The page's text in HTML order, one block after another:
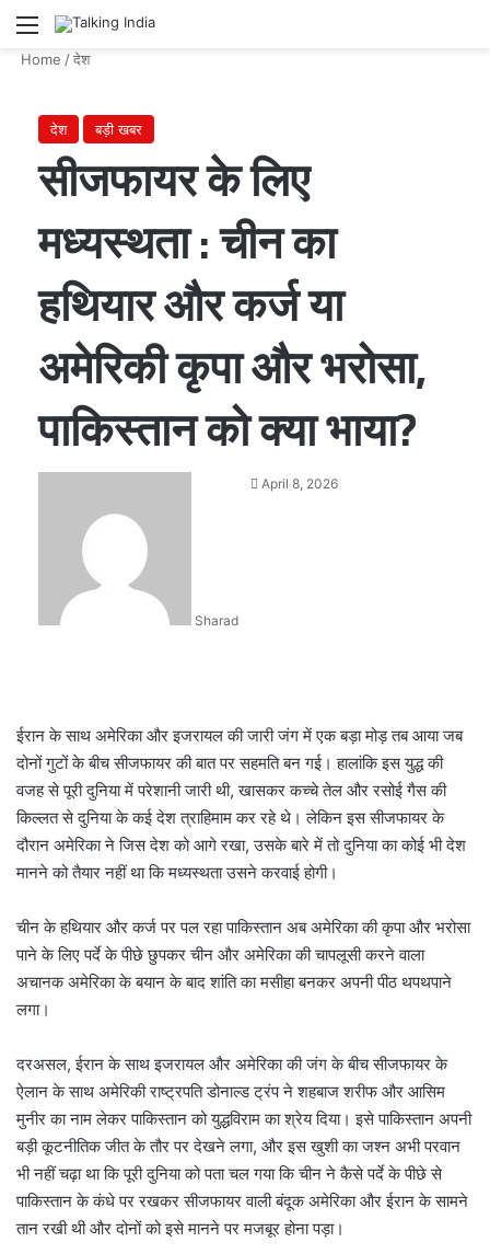
Menu
Home /देश
देश बड़ी खबर
सीजफायर के लिए
मध्यस्थता : चीन का
हथियार और कर्ज या
अमेरिकी कृपा और भरोसा,
पाकिस्तान को क्या भाया?
Sharad
SendApril 8, 2026
ईरान के साथ अमेरिका और इजरायल की जारी जंग में एक बड़ा मोड़ तब आया जब
दोनों गुटों के बीच सीजफायर की बात पर सहमति बन गई। हालांकि इस युद्ध की
वजह से पूरी दुनिया में परेशानी जारी थी, खासकर कच्चे तेल और रसोई गैस की
किल्लत से दुनिया के कई देश त्राहिमाम कर रहे थे। लेकिन इस सीजफायर के
दौरान अमेरिका ने जिस देश को आगे रखा, उसके बारे में तो दुनिया का कोई भी देश
मानने को तैयार नहीं था कि मध्यस्थता उसने करवाई होगी।
चीन के हथियार और कर्ज पर पल रहा पाकिस्तान अब अमेरिका की कृपा और भरोसा
पाने के लिए पर्दे के पीछे छुपकर चीन और अमेरिका की चापलूसी करने वाला
अचानक अमेरिका के बयान के बाद शांति का मसीहा बनकर अपनी पीठ थपथपाने
लगा।
दरअसल, ईरान के साथ इजरायल और अमेरिका की जंग के बीच सीजफायर के
ऐलान के साथ अमेरिकी राष्ट्रपति डोनाल्ड ट्रंप ने शहबाज शरीफ और आसिम
मुनीर का नाम लेकर पाकिस्तान को युद्धविराम का श्रेय दिया। इसे पाकिस्तान अपनी
बड़ी कूटनीतिक जीत के तौर पर देखने लगा, और इस खुशी का जश्न अभी परवान
भी नहीं चढ़ा था कि पूरी दुनिया को पता चल गया कि चीन ने कैसे पर्दे के पीछे से
पाकिस्तान के कंधे पर रखकर सीजफायर वाली बंदूक अमेरिका और ईरान के सामने
तान रखी थी और दोनों को इसे मानने पर मजबूर होना पड़ा।